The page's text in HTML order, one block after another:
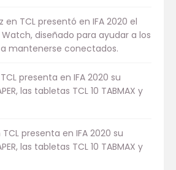
en TCL presentó en IFA 2020 el
Watch, diseñado para ayudar a los
mantenerse conectados.
TCL presenta en IFA 2020 su
las tabletas TCL 10 TABMAX y
TCL presenta en IFA 2020 su
las tabletas TCL 10 TABMAX y